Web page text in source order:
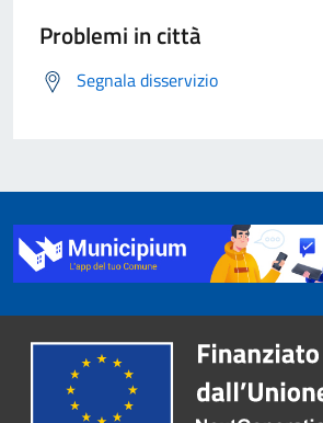
Problemi in città
Segnala disservizio